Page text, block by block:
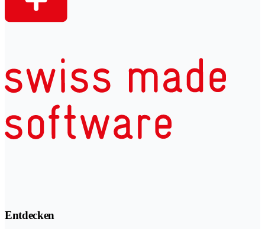
Entdecken